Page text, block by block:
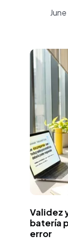
Validez
batería
error